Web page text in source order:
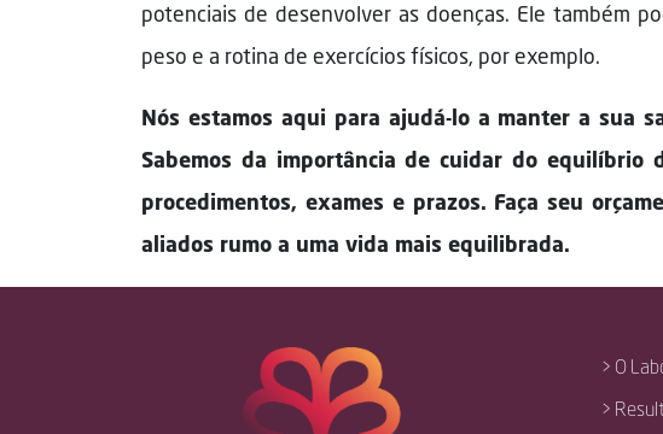
potenciais de desenvolver as doenças. Ele também
peso e a rotina de exercícios físicos, por exemplo.
Nós estamos aqui para ajudá-lo a manter a sua
Sabemos da importância de cuidar do
procedimentos, exames e prazos. Faça seu
aliados rumo a uma vida mais equilibrada.
> O
>